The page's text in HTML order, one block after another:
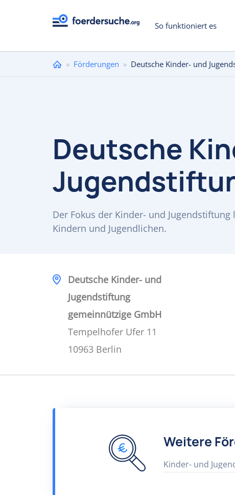
So funktioniert es
Sie
» Förderungen » Deutsche Kinder- und
Deutsche
Der Fokus der Kinder- und
Kindern und Jugendlichen.
Deutsche Kinder- und
Jugendstiftung
gemeinnützige GmbH
Tempelhofer Ufer 11
10963 Berlin
Weitere
Kinder- und